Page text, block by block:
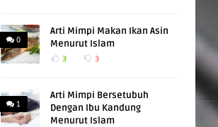
0
Arti Mimpi Makan Ikan Asin
Menurut Islam
3 3
1
Arti Mimpi Bersetubuh
Dengan Ibu Kandung
Menurut Islam